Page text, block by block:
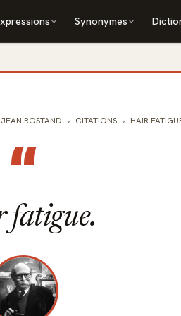
Synonymes
JEAN ROSTAND CITATIONS HAÏR
“